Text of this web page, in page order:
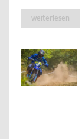
weiterlesen